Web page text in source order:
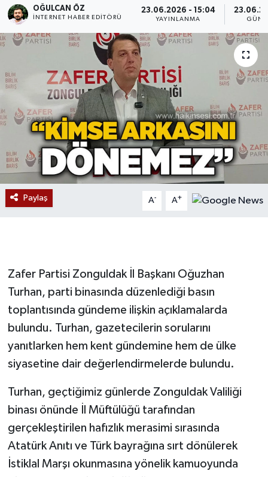
OĞULCAN ÖZ
İNTERNET HABER EDITÖRÜ
23.06.2026 - 15:04
YAYINLANMA
Paylaş A- A+
Zafer Partisi Zonguldak İl Başkanı Oğuzhan
Turhan, parti binasında düzenlediği basın
toplantısında gündeme ilişkin açıklamalarda
bulundu. Turhan, gazetecilerin sorularını
yanıtlarken hem kent gündemine hem de ülke
siyasetine dair değerlendirmelerde bulundu.
Turhan, geçtiğimiz günlerde Zonguldak Valiliği
binası önünde İl Müftülüğü tarafından
gerçekleştirilen hafızlık merasimi sırasında
Atatürk Anıtı ve Türk bayrağına sırt dönülerek
İstiklal Marşı okunmasına yönelik kamuoyunda
BİLİM VE TEKNOLOJİ
DUNYA
Düzce
Eğitim
Gökçebey
GÜNDEM
İş ilanı
Kilimli
Kültür - Sanat
MAGAZİN